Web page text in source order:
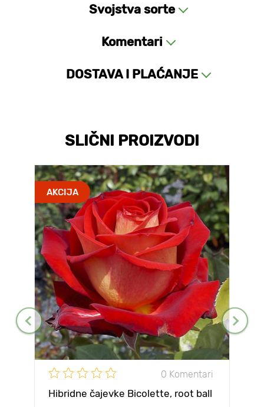
Svojstva sorte
Komentari
DOSTAVA I PLAĆANJE
SLIČNI PROIZVODI
AKCIJA
0 Komentari
Hibridne čajevke Bicolette, root ball